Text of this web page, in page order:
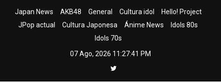
Japan News AKB48 General Cultura idol
Hello! Project
JPop actual
Cultura Japonesa Ánime News
Idols 80s
Idols 70s
07 Ago, 2026 11:27:42 PM